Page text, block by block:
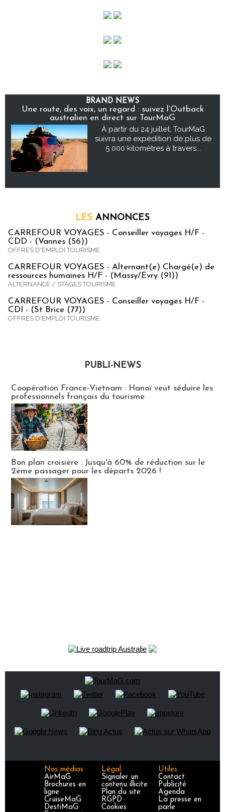
BRAND NEWS
Une route, des voix, un regard : suivez l’Outback
australien en direct sur TourMaG
À partir du 24 juillet, TourMaG
suivra une expédition de plus de
5 000 kilomètres à travers...
LES ANNONCES
CARREFOUR VOYAGES - Conseiller voyages H/F -
CDD - (Vannes (56))
OFFRES D'EMPLOI TOURISME
CARREFOUR VOYAGES - Alternant(e) Chargé(e) de
ressources humaines H/F - (Massy/Evry (91))
ALTERNANCE / STAGES TOURISME
CARREFOUR VOYAGES - Conseiller voyages H/F -
CDI - (St Brice (77))
OFFRES D'EMPLOI TOURISME
PUBLI-NEWS
Coopération France-Vietnam : Hanoï veut séduire les
professionnels français du tourisme
Bon plan croisière : Jusqu'à 60% de réduction sur le
2ème passager pour les départs 2026 !
Nos médias
AirMaG
Brochures en
ligne
CruiseMaG
DestiMaG
Légal
Signaler un
contenu illicite
Plan du site
RGPD
Cookies
Utiles
Contact
Publicité
Agenda
La presse en
parle